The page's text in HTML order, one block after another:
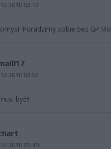
02:13
Poradzimy sobie bez GP
03:58
być!!
05:40